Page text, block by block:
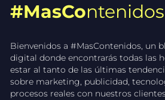
#MasContenidos
Bienvenidos a #MasContenidos, un
digital donde encontrarás todas las
estar al tanto de las últimas
sobre marketing, publicidad,
procesos reales con nuestros